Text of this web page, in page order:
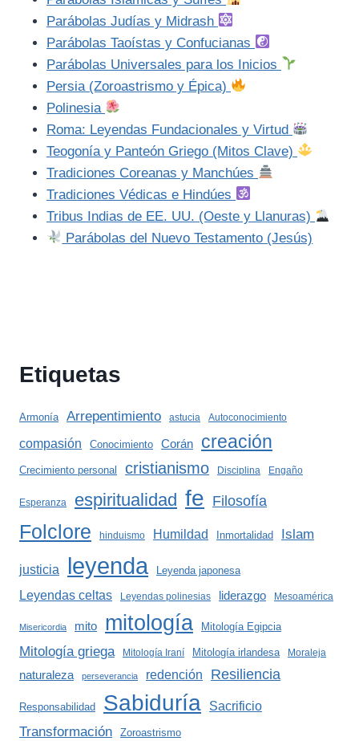
Parábolas Judías y Midrash
Parábolas Taoístas y Confucianas
Parábolas Universales para los Inicios
Persia (Zoroastrismo y Épica)
Polinesia
Roma: Leyendas Fundacionales y Virtud
Teogonía y Panteón Griego (Mitos Clave)
Tradiciones Coreanas y Manchúes
Tradiciones Védicas e Hindúes
Tribus Indias de EE. UU. (Oeste y Llanuras)
Parábolas del Nuevo Testamento (Jesús)
Etiquetas
Armonía Arrepentimiento astucia Autoconocimiento
compasión Conocimiento Corán creación
Crecimiento personal cristianismo Disciplina Engaño
Esperanza espiritualidad fe Filosofía
Folclore hinduismo Humildad Inmortalidad Islam
justicia leyenda Leyenda japonesa
Leyendas celtas Leyendas polinesias liderazgo Mesoamérica
Misericordia mito mitología Mitología Egipcia
Mitología griega Mitología Iraní Mitología irlandesa Moraleja
naturaleza perseverancia redención Resiliencia
Responsabilidad Sabiduría Sacrificio
Transformación Zoroastrismo